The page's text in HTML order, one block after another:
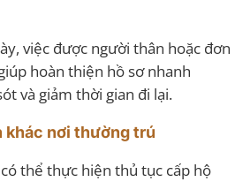
việc được người thân hoặc đơn
hoàn thiện hồ sơ nhanh
và giảm thời gian đi lại.
khác nơi thường trú
thể thực hiện thủ tục cấp hộ